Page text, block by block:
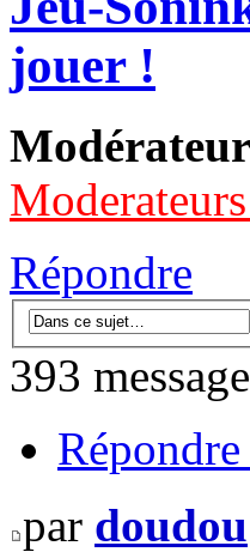
jouer !
Répondre
393
par doudou